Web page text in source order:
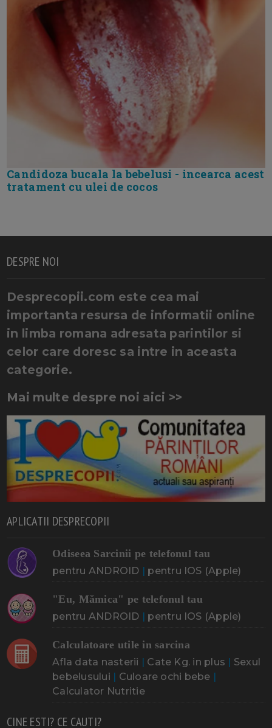
Candidoza bucala la bebelusi - incearca acest
tratament cu ulei de cocos
DESPRE NOI
Desprecopii.com este cea mai
importanta resursa de informatii online
in limba romana adresata parintilor si
celor care doresc sa intre in aceasta
categorie.
Mai multe despre noi aici >>
APLICATII DESPRECOPII
Odiseea Sarcinii pe telefonul tau
pentru ANDROID | pentru IOS (Apple)
"Eu, Mămica" pe telefonul tau
pentru ANDROID | pentru IOS (Apple)
Calculatoare utile in sarcina
Afla data nasterii | Cate Kg. in plus | Sexul
bebelusului | Culoare ochi bebe |
Calculator Nutritie
CINE ESTI? CE CAUTI?